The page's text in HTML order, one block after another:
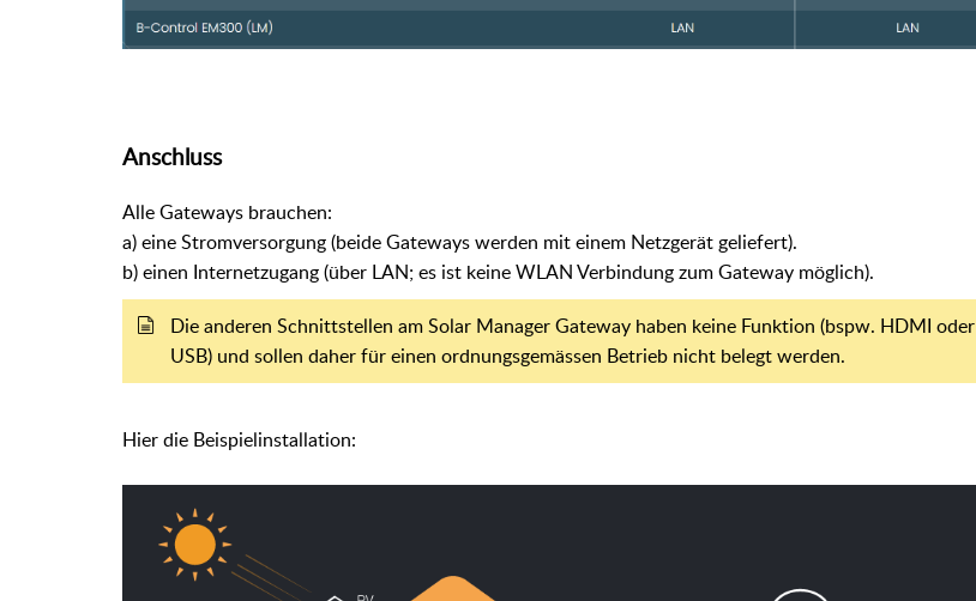
Anschluss
Alle Gateways brauchen:
a) eine Stromversorgung (beide Gateways werden mit einem Netzgerät geliefert).
b) einen Internetzugang (über LAN; es ist keine WLAN Verbindung zum Gateway möglich).
Die anderen Schnittstellen am Solar Manager Gateway haben keine Funktion (bspw. HDMI oder
USB) und sollen daher für einen ordnungsgemässen Betrieb nicht belegt werden.
Hier die Beispielinstallation: